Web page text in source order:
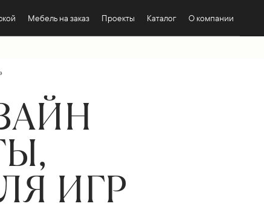
Мебель на заказ Проекты Каталог О компании
ИГР